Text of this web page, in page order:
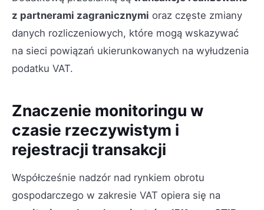
z partnerami zagranicznymi oraz częste zmiany
danych rozliczeniowych, które mogą wskazywać
na sieci powiązań ukierunkowanych na wyłudzenia
podatku VAT.
Znaczenie monitoringu w
czasie rzeczywistym i
rejestracji transakcji
Współcześnie nadzór nad rynkiem obrotu
gospodarczego w zakresie VAT opiera się na